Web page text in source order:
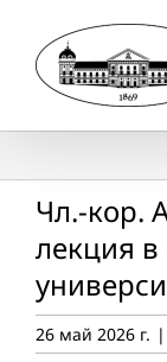
content
Чл.-кор.
лекция
26 май 2026 г. |